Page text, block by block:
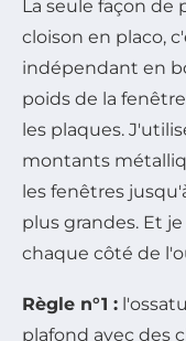
La seule façon de
cloison en placo,
indépendant en
poids de la
les plaques.
montants
les fenêtres
plus grandes. Et
chaque côté de
Règle n°1 :
plafond avec des